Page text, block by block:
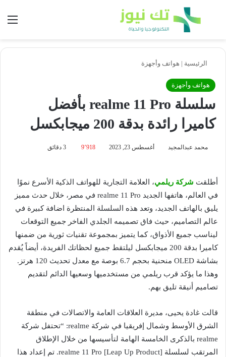
بحث عن
الرئيسية | هواتف وأجهزة
هواتف وأجهزة
سلسلة realme 11 Pro بأفضل
كاميرا رائدة بدقة 200 ميجابكسل
محمد عبدالمجيد أغسطس 23, 2023 9٬918
أطلقت شركة ريلمي، العلامة التجارية للهواتف الذكية الأسرع نموًا
في العالم، هاتفها الجديد realme 11 Pro في مصر، خلال حدث مميز
يليق بالهاتف الجديد، وتعد هذه السلسلة المنتظرة اضافة كبيرة في
عالم التصاميم، حيث فاق تصميمه الجلدي الفاخر جميع التوقعات
ليناسب جميع الأذواق، كما يتميز بمجموعة تقنيات ثورية من ضمنها
كاميرا بدقة 200 ميجابكسل ليلتقط جميع لحظاتك الفريدة، أيضاً يُقدم
بشاشة OLED منحنية بحجم 6.7 بوصة مع معدل تحديث 120 هرتز.
وهذا ما يؤكد قرب ريلمي من مستخدميها وسعيها الدائم لتقديم
تصاميم أنيقة تليق بهم.
قالت غادة يحيى، مديرة العلاقات العامة والاتصالات في منطقة
الشرق الأوسط وشمال إفريقيا في شركة realme: “تحتفل شركة
realme بالذكرى الخامسة الهامة لتأسيسها من خلال الإطلاق
المرتقب لسلسلة realme 11 Pro [Leap Up Product]. تم إعداد هذا